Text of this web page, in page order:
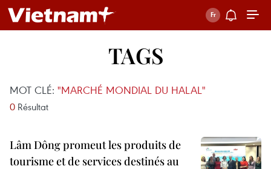
TAGS
MOT CLÉ: "MARCHÉ MONDIAL DU HALAL"
0 Résultat
Lâm Dông promeut les produits de
tourisme et de services destinés au